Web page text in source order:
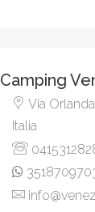
Camping
Via
Italia